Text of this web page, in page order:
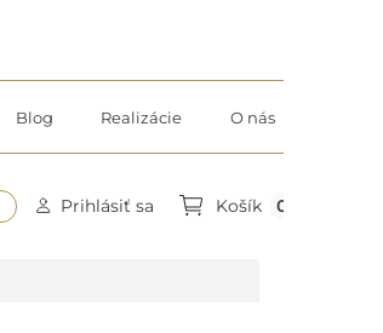
Blog Realizácie O nás
Prihlásiť sa Košík 0